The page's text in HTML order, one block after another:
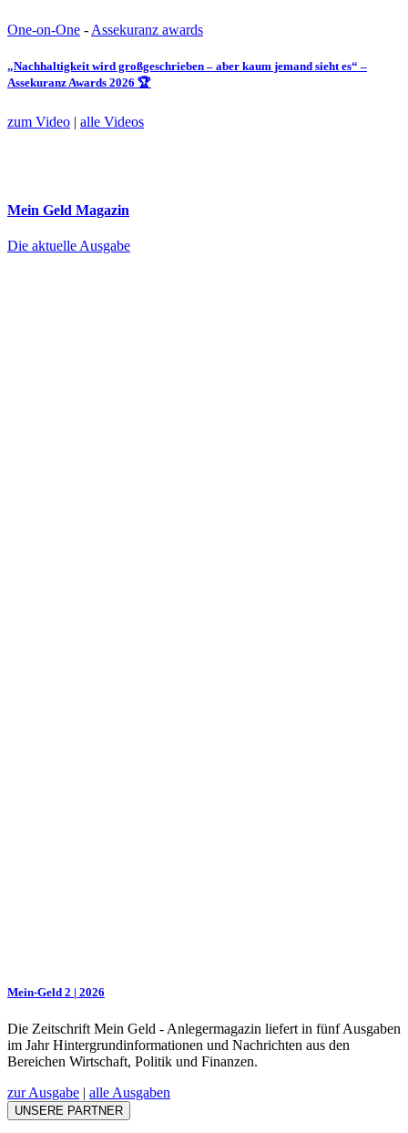
One-on-One - Assekuranz awards
„Nachhaltigkeit wird großgeschrieben – aber kaum jemand sieht es“ –
Assekuranz Awards 2026 🏆
zum Video | alle Videos
Mein Geld Magazin
Die aktuelle Ausgabe
Mein-Geld 2 | 2026
Die Zeitschrift Mein Geld - Anlegermagazin liefert in fünf Ausgaben
im Jahr Hintergrundinformationen und Nachrichten aus den
Bereichen Wirtschaft, Politik und Finanzen.
zur Ausgabe | alle Ausgaben
UNSERE PARTNER